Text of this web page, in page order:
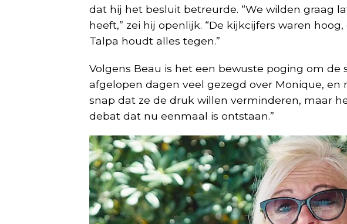
dat hij het besluit betreurde. “We wilden graag
heeft,” zei hij openlijk. “De kijkcijfers waren
Talpa houdt alles tegen.”
Volgens Beau is het een bewuste poging om de
afgelopen dagen veel gezegd over Monique, en
snap dat ze de druk willen verminderen, maar
debat dat nu eenmaal is ontstaan.”